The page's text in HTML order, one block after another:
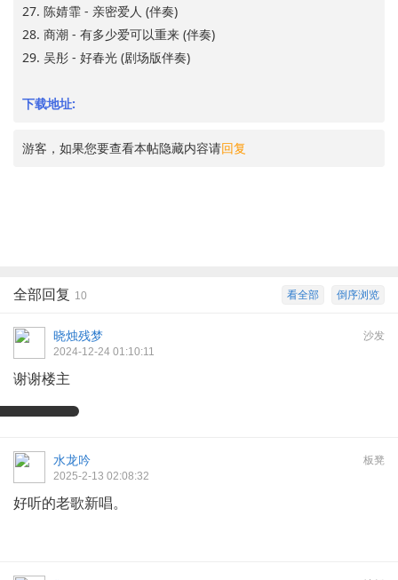
27. 陈婧霏 - 亲密爱人 (伴奏)
28. 商潮 - 有多少爱可以重来 (伴奏)
29. 吴彤 - 好春光 (剧场版伴奏)
下载地址:
游客，如果您要查看本帖隐藏内容请回复
倒序浏览
看全部
全部回复 10
沙发
晓烛残梦
2024-12-24 01:10:11
谢谢楼主
板凳
水龙吟
2025-2-13 02:08:32
好听的老歌新唱。